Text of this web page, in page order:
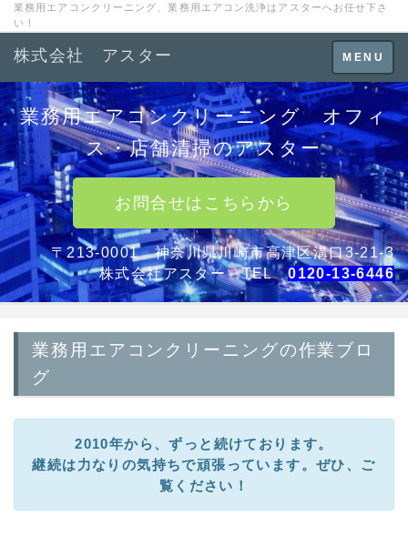
業務用エアコンクリーニング、業務用エアコン洗浄はアスターへお任せ下さ
い！
Toggle
navigation
MENU
株式会社 アスター
業務用エアコンクリーニング オフィ
ス・店舗清掃のアスター
お問合せはこちらから
〒213-0001 神奈川県川崎市高津区溝口3-21-3
株式会社アスター TEL0120-13-6446
業務用エアコンクリーニングの作業ブロ
グ
2010年から、ずっと続けております。
継続は力なりの気持ちで頑張っています。ぜひ、ご
覧ください！